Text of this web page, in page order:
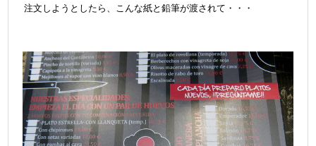
注文しようとしたら、こんな紙と鉛筆が渡されて・・・